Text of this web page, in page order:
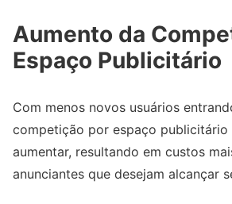
Aumento da
Espaço Publicitário
Com menos novos usuários
competição por espaço
aumentar, resultando em custos
anunciantes que desejam alcançar